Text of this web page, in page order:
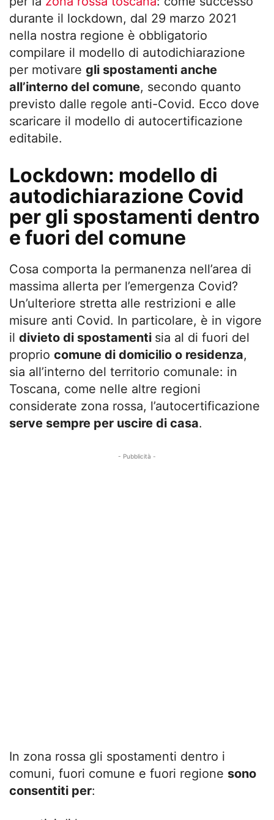
durante il lockdown, dal 29 marzo 2021
nella nostra regione è obbligatorio
compilare il modello di autodichiarazione
per motivare gli spostamenti anche
all’interno del comune, secondo quanto
previsto dalle regole anti-Covid. Ecco dove
scaricare il modello di autocertificazione
editabile.
Lockdown: modello di
autodichiarazione Covid
per gli spostamenti dentro
e fuori del comune
Cosa comporta la permanenza nell’area di
massima allerta per l’emergenza Covid?
Un’ulteriore stretta alle restrizioni e alle
misure anti Covid. In particolare, è in vigore
il divieto di spostamenti sia al di fuori del
proprio comune di domicilio o residenza,
sia all’interno del territorio comunale: in
Toscana, come nelle altre regioni
considerate zona rossa, l’autocertificazione
serve sempre per uscire di casa.
- Pubblicità -
In zona rossa gli spostamenti dentro i
comuni, fuori comune e fuori regione sono
consentiti per: